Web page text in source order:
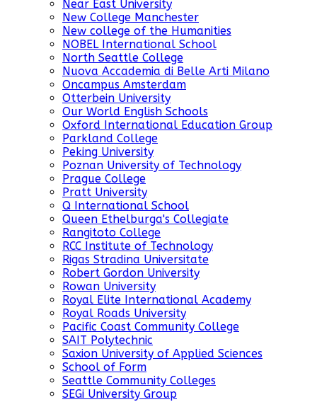
Near East University
New College Manchester
New college of the Humanities
NOBEL International School
North Seattle College
Nuova Accademia di Belle Arti Milano
Oncampus Amsterdam
Otterbein University
Our World English Schools
Oxford International Education Group
Parkland College
Peking University
Poznan University of Technology
Prague College
Pratt University
Q International School
Queen Ethelburga's Collegiate
Rangitoto College
RCC Institute of Technology
Rigas Stradina Universitate
Robert Gordon University
Rowan University
Royal Elite International Academy
Royal Roads University
Pacific Coast Community College
SAIT Polytechnic
Saxion University of Applied Sciences
School of Form
Seattle Community Colleges
SEGi University Group